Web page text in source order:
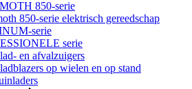
850-serie
850-serie elektrisch gereedschap
serie
serie
en afvalzuigers
op wielen en op stand